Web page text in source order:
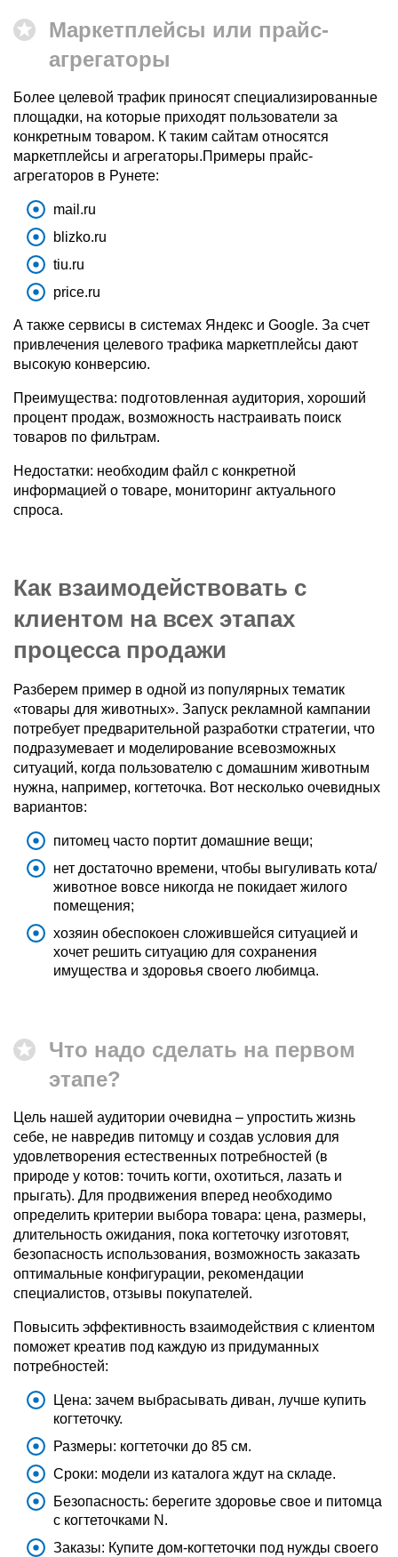
Маркетплейсы или прайс-
агрегаторы
Более целевой трафик приносят специализированные
площадки, на которые приходят пользователи за
конкретным товаром. К таким сайтам относятся
маркетплейсы и агрегаторы.Примеры прайс-
агрегаторов в Рунете:
mail.ru
blizko.ru
tiu.ru
price.ru
А также сервисы в системах Яндекс и Google. За счет
привлечения целевого трафика маркетплейсы дают
высокую конверсию.
Преимущества: подготовленная аудитория, хороший
процент продаж, возможность настраивать поиск
товаров по фильтрам.
Недостатки: необходим файл с конкретной
информацией о товаре, мониторинг актуального
спроса.
Как взаимодействовать с
клиентом на всех этапах
процесса продажи
Разберем пример в одной из популярных тематик
«товары для животных». Запуск рекламной кампании
потребует предварительной разработки стратегии, что
подразумевает и моделирование всевозможных
ситуаций, когда пользователю с домашним животным
нужна, например, когтеточка. Вот несколько очевидных
вариантов:
питомец часто портит домашние вещи;
нет достаточно времени, чтобы выгуливать кота/
животное вовсе никогда не покидает жилого
помещения;
хозяин обеспокоен сложившейся ситуацией и
хочет решить ситуацию для сохранения
имущества и здоровья своего любимца.
Что надо сделать на первом
этапе?
Цель нашей аудитории очевидна – упростить жизнь
себе, не навредив питомцу и создав условия для
удовлетворения естественных потребностей (в
природе у котов: точить когти, охотиться, лазать и
прыгать). Для продвижения вперед необходимо
определить критерии выбора товара: цена, размеры,
длительность ожидания, пока когтеточку изготовят,
безопасность использования, возможность заказать
оптимальные конфигурации, рекомендации
специалистов, отзывы покупателей.
Повысить эффективность взаимодействия с клиентом
поможет креатив под каждую из придуманных
потребностей:
Цена: зачем выбрасывать диван, лучше купить
когтеточку.
Размеры: когтеточки до 85 см.
Сроки: модели из каталога ждут на складе.
Безопасность: берегите здоровье свое и питомца
с когтеточками N.
Заказы: Купите дом-когтеточки под нужды своего